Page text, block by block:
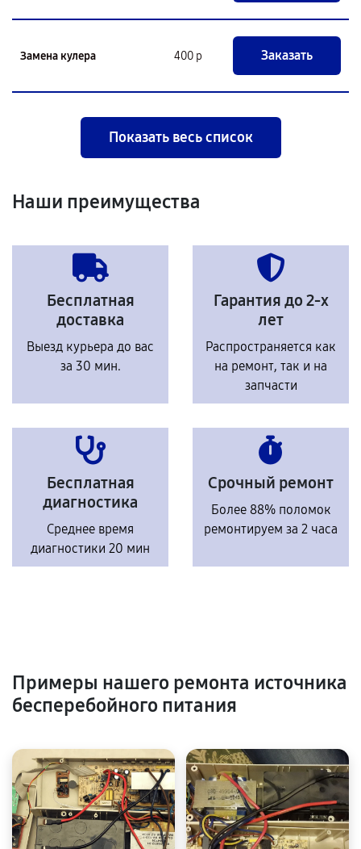
Замена кулера 400 р Заказать
Показать весь список
Наши преимущества
Бесплатная
доставка
Выезд курьера до вас
за 30 мин.
Гарантия до 2-х
лет
Распространяется как
на ремонт, так и на
запчасти
Бесплатная
диагностика
Среднее время
диагностики 20 мин
Срочный ремонт
Более 88% поломок
ремонтируем за 2 часа
Примеры нашего ремонта источника
бесперебойного питания